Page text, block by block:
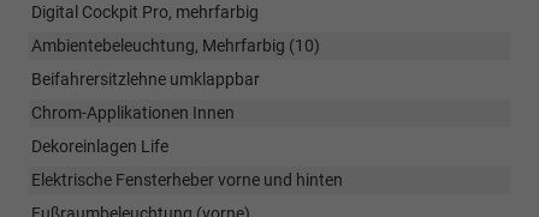
Digital Cockpit Pro, mehrfarbig
Ambientebeleuchtung, Mehrfarbig (10)
Beifahrersitzlehne umklappbar
Chrom-Applikationen Innen
Dekoreinlagen Life
Elektrische Fensterheber vorne und hinten